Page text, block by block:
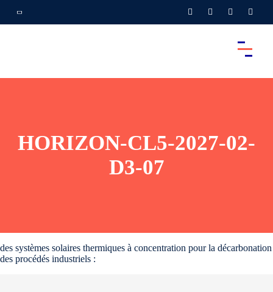
HORIZON-CL5-2027-02-
D3-07
des systèmes solaires thermiques à concentration pour la décarbonation
des procédés industriels :